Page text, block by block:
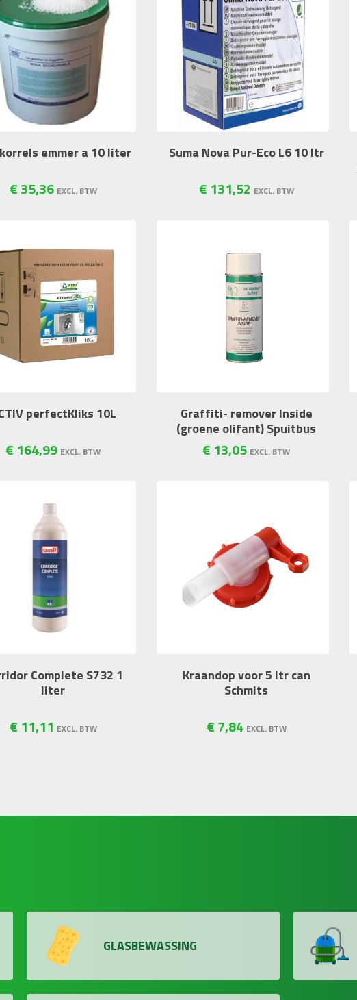
emmer a 10 liter
€35,36 EXCL. BTW
Suma Nova Pur-Eco L6 10 ltr
€ 131,52 EXCL. BTW
perfectKliks 10L
€ 164,99 EXCL. BTW
Graffiti- remover Inside
(groene olifant) Spuitbus
€ 13,05 EXCL. BTW
Complete S732 1
liter
€ 11,11 EXCL. BTW
Kraandop voor 5 ltr can
Schmits
€7,84 EXCL. BTW
GLASBEWASSING